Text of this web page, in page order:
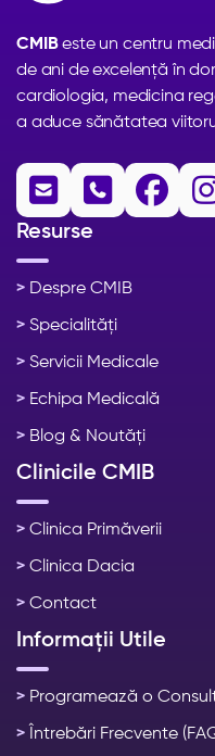
CMIBeste un centru
de ani de excelență în
cardiologia, medicina
a aduce sănătatea
  
Resurse
> Despre CMIB
> Specialități
> Servicii Medicale
> Echipa Medicală
> Blog & Noutăți
Clinicile CMIB
> Clinica Primăverii
> Clinica Dacia
> Contact
Informații Utile
> Programează o
> Întrebări Frecvente